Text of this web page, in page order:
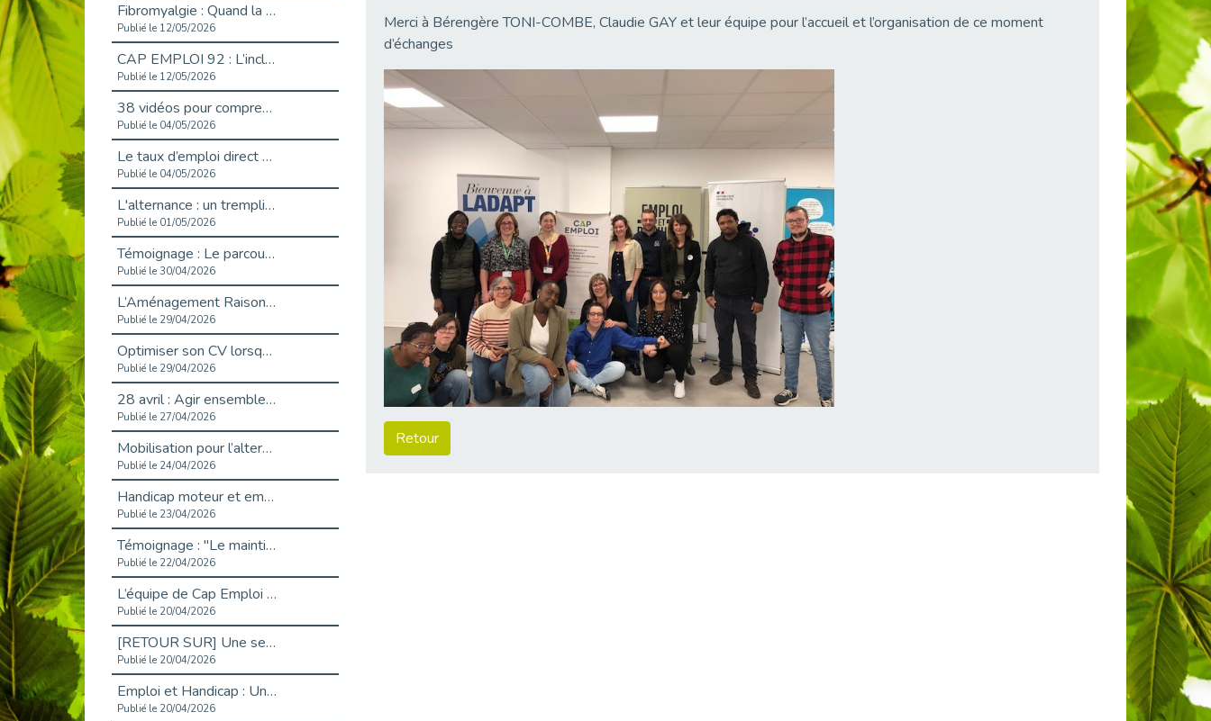
Fibromyalgie : Quand la douleur invisible s’invite au bureau
Publié le 12/05/2026
CAP EMPLOI 92 : L’inclusion portée à son sommet, bien au-delà des quotas
Publié le 12/05/2026
38 vidéos pour comprendre et agir durablement
Publié le 04/05/2026
Le taux d’emploi direct dans la fonction publique dépasse 6 % en 2025
Publié le 04/05/2026
L'alternance : un tremplin vers l'emploi aussi pour les personnes en situation de handicap
Publié le 01/05/2026
Témoignage : Le parcours de Marc, 44 ans
Publié le 30/04/2026
L’Aménagement Raisonnable : Un Levier pour l’Équité
Publié le 29/04/2026
Optimiser son CV lorsqu’on est en situation de handicap
Publié le 29/04/2026
28 avril : Agir ensemble pour une culture de prévention au travail
Publié le 27/04/2026
Mobilisation pour l’alternance et le handicap
Publié le 24/04/2026
Handicap moteur et emploi : réussir ses recrutements vidéo
Publié le 23/04/2026
Témoignage : "Le maintien en emploi est un investissement, pas une contrainte."
Publié le 22/04/2026
L’équipe de Cap Emploi 92 s’agrandit : Bienvenue à Charmila, Khoudia et Fadila !
Publié le 20/04/2026
[RETOUR SUR] Une session de recrutement inclusive réussie à Asnières !
Publié le 20/04/2026
Emploi et Handicap : Une alliance de style entre Cap Emploi 92 et La Cravate Solidaire
Publié le 20/04/2026
Merci à Bérengère TONI-COMBE, Claudie GAY et leur équipe pour l’accueil et l’organisation de ce moment
d’échanges
Retour